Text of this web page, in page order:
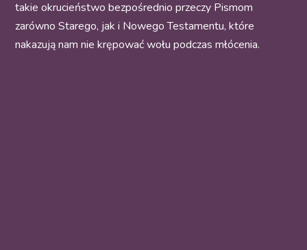
takie okrucieństwo bezpośrednio przeczy Pismom
zarówno Starego, jak i Nowego Testamentu, które
nakazują nam nie krępować wołu podczas młócenia.